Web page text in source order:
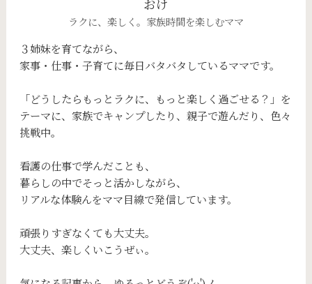
おけ
ラクに、楽しく。家族時間を楽しむママ
３姉妹を育てながら、
家事・仕事・子育てに毎日バタバタしているママです。
「どうしたらもっとラクに、もっと楽しく過ごせる？」を
テーマに、家族でキャンプしたり、親子で遊んだり、色々
挑戦中。
看護の仕事で学んだことも、
暮らしの中でそっと活かしながら、
リアルな体験んをママ目線で発信しています。
頑張りすぎなくても大丈夫。
大丈夫、楽しくいこうぜぃ。